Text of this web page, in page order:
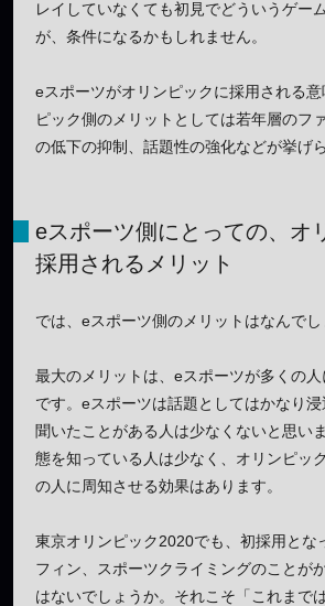
レイしていなくても初見でどういうゲー
が、条件になるかもしれません。
eスポーツがオリンピックに採用される
ピック側のメリットとしては若年層のフ
の低下の抑制、話題性の強化などが挙げら
eスポーツ側にとっての、オ
採用されるメリット
では、eスポーツ側のメリットはなんでし
最大のメリットは、eスポーツが多くの人
です。eスポーツは話題としてはかなり
聞いたことがある人は少なくないと思い
態を知っている人は少なく、オリンピッ
の人に周知させる効果はあります。
東京オリンピック2020でも、初採用とな
フィン、スポーツクライミングのことが
はないでしょうか。それこそ「これまで